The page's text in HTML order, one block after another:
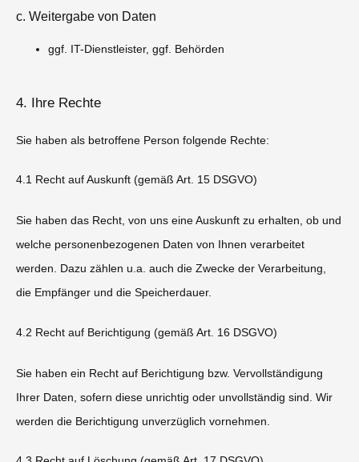
c. Weitergabe von Daten
ggf. IT-Dienstleister, ggf. Behörden
4. Ihre Rechte
Sie haben als betroffene Person folgende Rechte:
4.1 Recht auf Auskunft (gemäß Art. 15 DSGVO)
Sie haben das Recht, von uns eine Auskunft zu erhalten, ob und
welche personenbezogenen Daten von Ihnen verarbeitet
werden. Dazu zählen u.a. auch die Zwecke der Verarbeitung,
die Empfänger und die Speicherdauer.
4.2 Recht auf Berichtigung (gemäß Art. 16 DSGVO)
Sie haben ein Recht auf Berichtigung bzw. Vervollständigung
Ihrer Daten, sofern diese unrichtig oder unvollständig sind. Wir
werden die Berichtigung unverzüglich vornehmen.